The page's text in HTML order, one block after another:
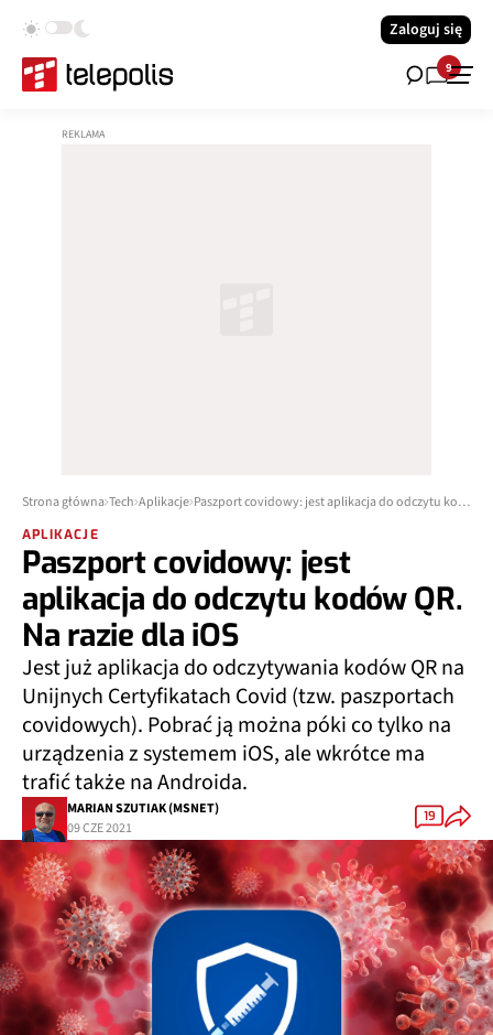
Zaloguj się
9
Strona główna Tech Aplikacje Paszport covidowy: jest aplikacja do odczytu kodów QR. Na razie dla iOS
APLIKACJE
Paszport covidowy: jest
aplikacja do odczytu kodów QR.
Na razie dla iOS
Jest już aplikacja do odczytywania kodów QR na
Unijnych Certyfikatach Covid (tzw. paszportach
covidowych). Pobrać ją można póki co tylko na
urządzenia z systemem iOS, ale wkrótce ma
trafić także na Androida.
MARIAN SZUTIAK (MSNET)
09 CZE 2021
19